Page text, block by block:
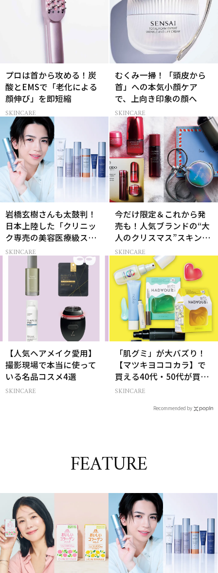
プロは首から攻める！炭
酸とEMSで「老化による
顔伸び」を即短縮
SKINCARE
むくみ一掃！「頭皮から
首」への本気小顔ケア
で、上向き印象の顔へ
SKINCARE
岩橋玄樹さんも太鼓判！
日本上陸した「クリニッ
ク専売の美容医療級スキ
ンケア」
SKINCARE
今だけ限定＆これから発
売も！人気ブランドの“大
人のクリスマス”スキンケ
アキット15選
SKINCARE
【人気ヘアメイク愛用】
撮影現場で本当に使って
いる名品コスメ4選
SKINCARE
「肌グミ」が大バズり！
【マツキヨココカラ】で
買える40代・50代が買う
べき夏コスメ
SKINCARE
Recommended by
FEATURE